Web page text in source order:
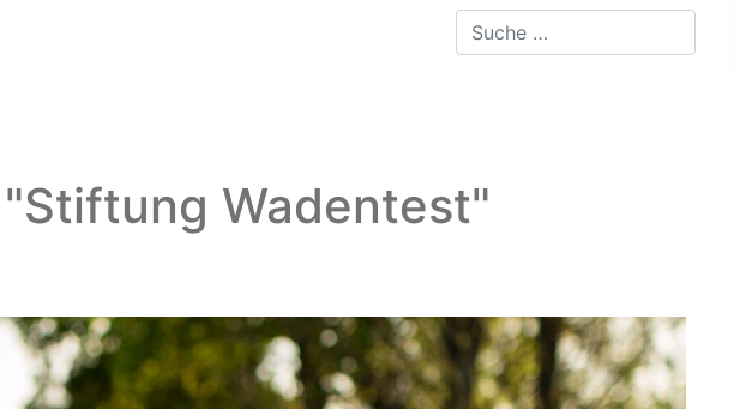
Suchen
Wadentest"